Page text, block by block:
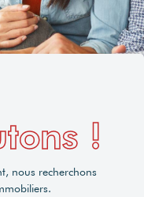
!
nous recherchons